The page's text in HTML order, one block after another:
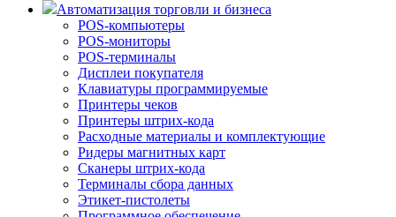
Автоматизация торговли и бизнеса
POS-компьютеры
POS-мониторы
POS-терминалы
Дисплеи покупателя
Клавиатуры программируемые
Принтеры чеков
Принтеры штрих-кода
Расходные материалы и комплектующие
Ридеры магнитных карт
Сканеры штрих-кода
Терминалы сбора данных
Этикет-пистолеты